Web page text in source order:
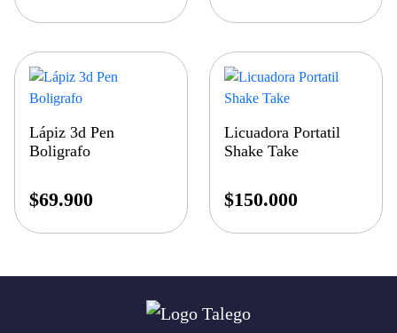
Lápiz 3d Pen
Boligrafo
$69.900
Licuadora Portatil
Shake Take
$150.000